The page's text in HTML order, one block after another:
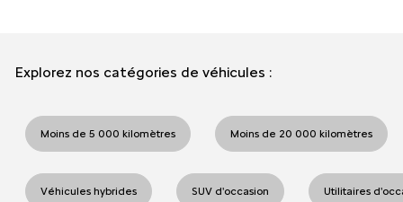
Explorez nos catégories de véhicules :
Moins de 5 000 kilomètres Moins de 20 000 kilomètres
Véhicules hybrides SUV d'occasion Utilitaires